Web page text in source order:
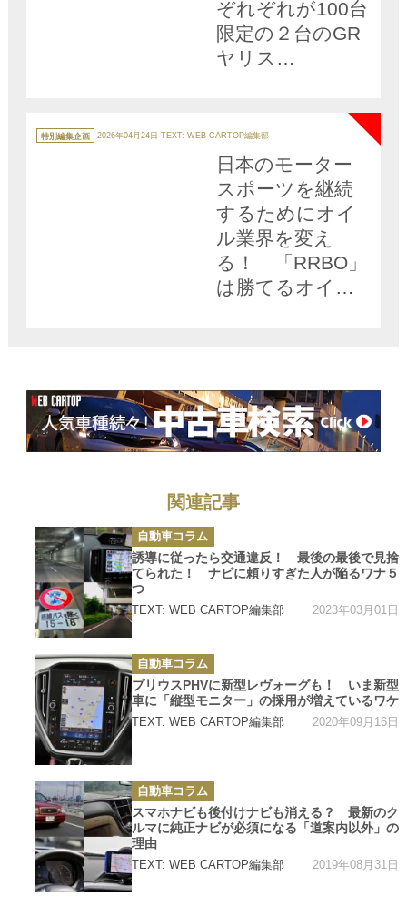
ぞれぞれが100台
限定の２台のGR
ヤリス
ン・オジエ 9x ワ
ールドチャンピ
オンエディショ
ン」が堂々登場
カ
テ
ゴ
特別編集企画 2026年04月24日 TEXT: WEB CARTOP編集部
日本のモーター
スポーツを継続
するためにオイ
ル業界を変え
る！ 「RRBO」
は勝てるオイル
組みだった
関連記事
カ
テ
ゴ
リ
ー
自動車コラム
誘導に従ったら交通違反！ 最後の最後で見捨
てられた！ ナビに頼りすぎた人が陥るワナ５
つ
TEXT: WEB CARTOP編集部 2023年03月01日
カ
テ
ゴ
リ
ー
自動車コラム
プリウスPHVに新型レヴォーグも！ いま新型
車に「縦型モニター」の採用が増えているワケ
TEXT: WEB CARTOP編集部 2020年09月16日
カ
テ
ゴ
リ
ー
自動車コラム
スマホナビも後付けナビも消える？ 最新のク
ルマに純正ナビが必須になる「道案内以外」の
理由
TEXT: WEB CARTOP編集部 2019年08月31日